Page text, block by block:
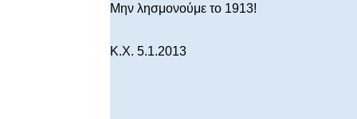
Μην λησμονούμε το 1913!
Κ.Χ. 5.1.2013